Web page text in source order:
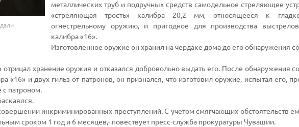
металлических труб и подручных средств самодельное стреляющее
«стреляющая трость» калибра 20,2 мм, относящееся к
огнестрельному оружию, и пригодное для производства
калибра «16».
Изготовленное оружие он хранил на чердаке дома до его обнаружения
хранение оружия и отказался добровольно выдать его. После обнаружения
«16» и двух гильз от патронов, он признался, что изготовил оружие, испытал его,
с патроном.
инкриминированных преступлений. С учетом смягчающих обстоятельств
сроком 1 год и 6 месяцев,- повествует пресс-служба прокуратуры Чувашии.